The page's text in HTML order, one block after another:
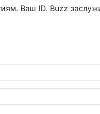
Ваш ID. Buzz